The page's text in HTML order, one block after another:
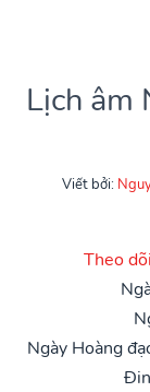
Lịch âm
Viết bởi:
Theo
Ngày Hoàng